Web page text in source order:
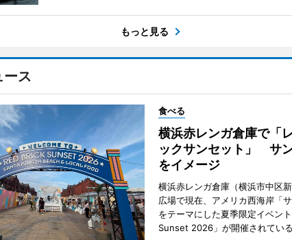
もっと見る
ース
食べる
横浜赤レンガ倉庫で「
ックサンセット」 サ
をイメージ
横浜赤レンガ倉庫（横浜市中区
広場で現在、アメリカ西海岸「サ
をテーマにした夏季限定イベン
Sunset 2026」が開催されている